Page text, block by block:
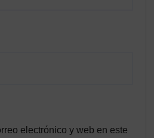
electrónico y web en este